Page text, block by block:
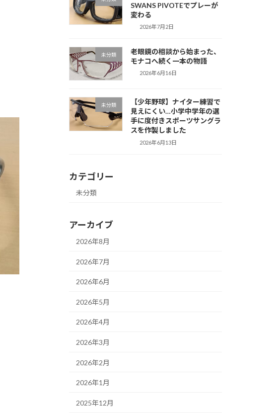
SWANS PIVOTEでプレーが
変わる
2026年7月2日
未分類
老眼鏡の相談から始まった、
モナコへ続く一本の物語
2026年6月16日
未分類
【少年野球】ナイター練習で
見えにくい…小学中学年の選
手に度付きスポーツサングラ
スを作製しました
2026年6月13日
カテゴリー
未分類
アーカイブ
2026年8月
2026年7月
2026年6月
2026年5月
2026年4月
2026年3月
2026年2月
2026年1月
2025年12月